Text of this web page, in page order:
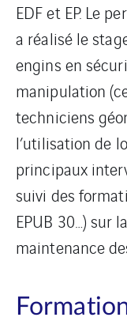
EDF et EP. Le
a réalisé le
engins en
manipulation
techniciens
l’utilisation de
principaux
suivi des
EPUB 30…) sur
maintenance